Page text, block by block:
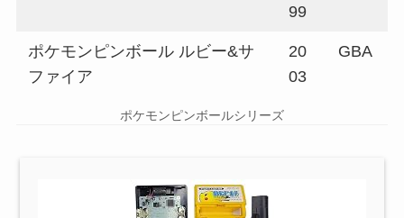
99
ポケモンピンボール ルビー&サ
ファイア
20
03
GBA
ポケモンピンボールシリーズ